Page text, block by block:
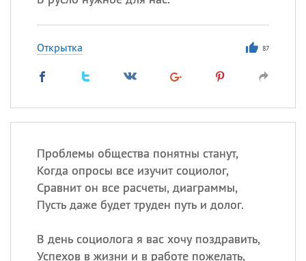
Открытка 87
Проблемы общества понятны станут,
Когда опросы все изучит социолог,
Сравнит он все расчеты, диаграммы,
Пусть даже будет труден путь и долог.
В день социолога я вас хочу поздравить,
Успехов в жизни и в работе пожелать,